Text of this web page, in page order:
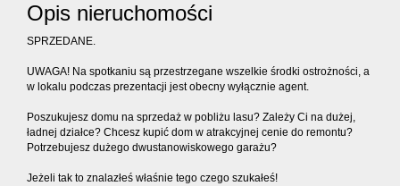
Opis nieruchomości
SPRZEDANE.
UWAGA! Na spotkaniu są przestrzegane wszelkie środki ostrożności, a
w lokalu podczas prezentacji jest obecny wyłącznie agent.
Poszukujesz domu na sprzedaż w pobliżu lasu? Zależy Ci na dużej,
ładnej działce? Chcesz kupić dom w atrakcyjnej cenie do remontu?
Potrzebujesz dużego dwustanowiskowego garażu?
Jeżeli tak to znalazłeś właśnie tego czego szukałeś!